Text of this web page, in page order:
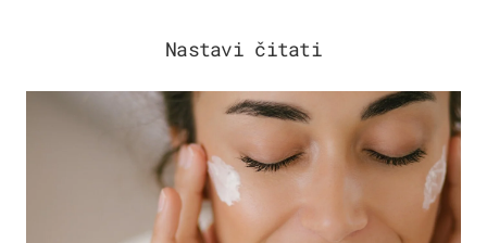
Nastavi čitati
MODA & LJEPOTA